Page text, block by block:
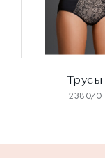
Трусы
238070